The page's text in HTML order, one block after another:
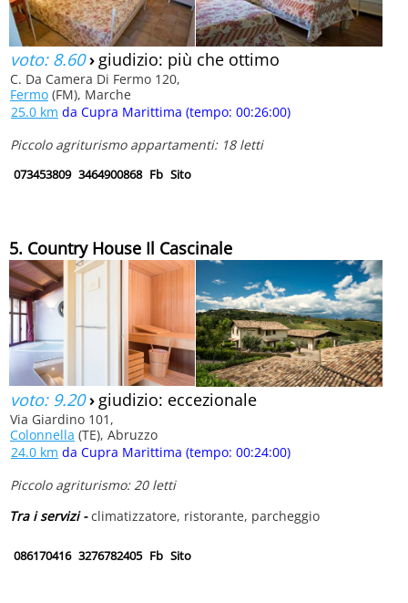
voto: 8.60› giudizio: più che ottimo
C. Da Camera Di Fermo 120,
Fermo (FM), Marche
25.0 km da Cupra Marittima (tempo: 00:26:00)
Piccolo agriturismo appartamenti: 18 letti
073453809 3464900868 Fb Sito
5. Country House Il Cascinale
voto: 9.20› giudizio: eccezionale
Via Giardino 101,
Colonnella (TE), Abruzzo
24.0 km da Cupra Marittima (tempo: 00:24:00)
Piccolo agriturismo: 20 letti
Tra i servizi -climatizzatore, ristorante, parcheggio
086170416 3276782405 Fb Sito